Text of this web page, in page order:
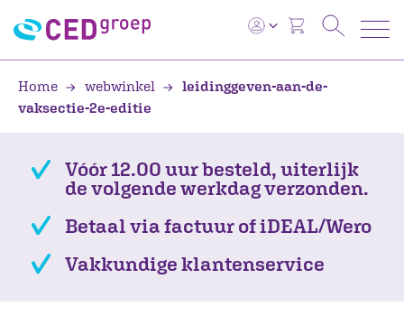
Home webwinkel
leidinggeven-aan-de-
vaksectie-2e-editie
Vóór 12.00 uur besteld, uiterlijk
de volgende werkdag verzonden.
Betaal via factuur of iDEAL/Wero
Vakkundige klantenservice